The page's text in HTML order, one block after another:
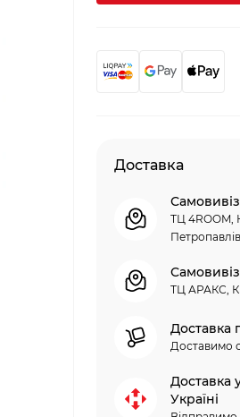
Доставка
ТЦ 4ROOM,
ТЦ АРАКС,
Доставка
Доставимо
Доставка
Україні